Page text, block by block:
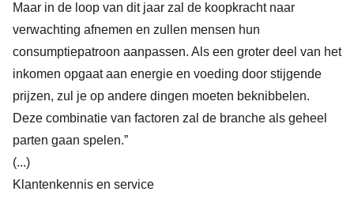
Maar in de loop van dit jaar zal de koopkracht naar
verwachting afnemen en zullen mensen hun
consumptiepatroon aanpassen. Als een groter deel van het
inkomen opgaat aan energie en voeding door stijgende
prijzen, zul je op andere dingen moeten beknibbelen.
Deze combinatie van factoren zal de branche als geheel
parten gaan spelen.”
(...)
Klantenkennis en service